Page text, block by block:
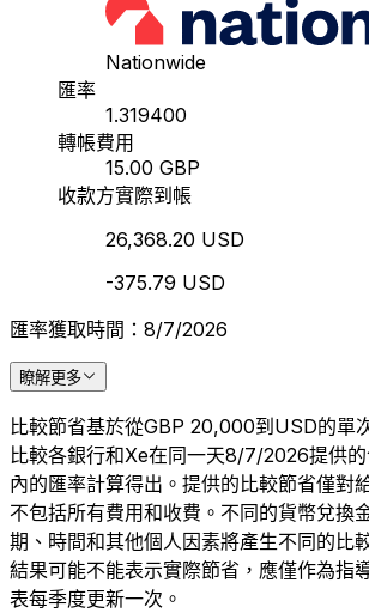
Nationwide
匯率
1.319400
轉帳費用
15.00 GBP
收款方實際到帳
26,368.20 USD
-375.79 USD
匯率獲取時間：8/7/2026
瞭解更多
比較節省基於從GBP 20,000到USD的單
比較各銀行和Xe在同一天8/7/2026提供
內的匯率計算得出。提供的比較節省僅對
不包括所有費用和收費。不同的貨幣兌換
期、時間和其他個人因素將產生不同的比
結果可能不能表示實際節省，應僅作為指
表每季度更新一次。